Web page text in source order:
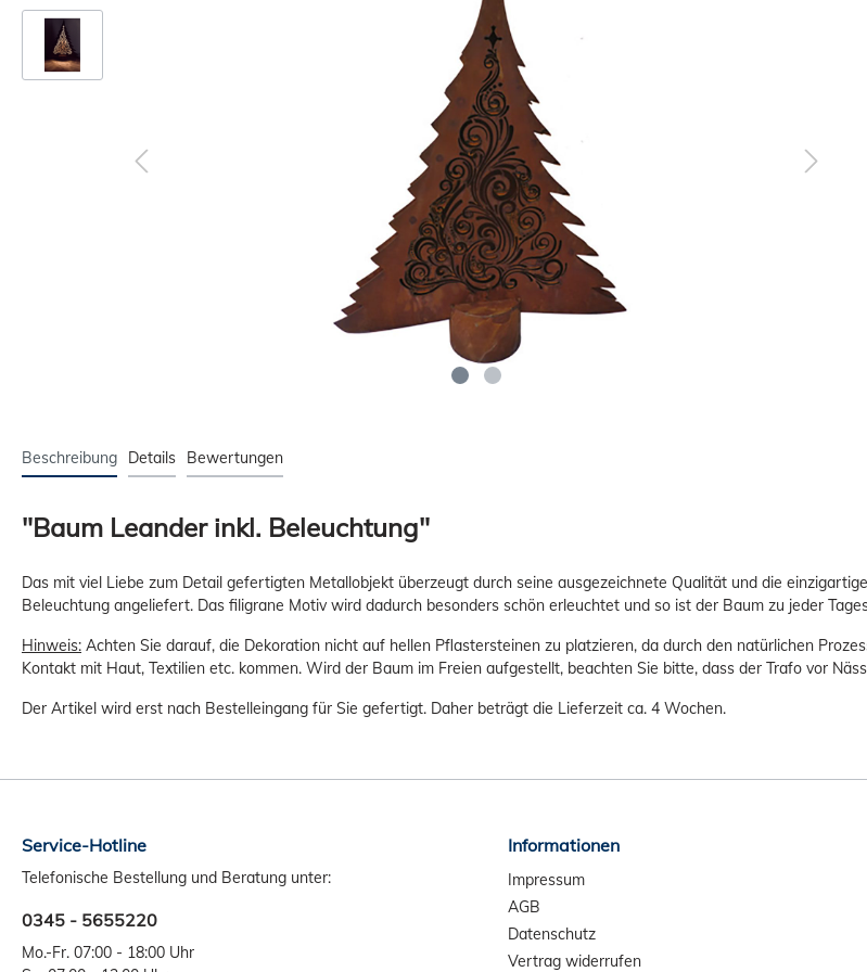
Beschreibung Details Bewertungen
"Baum Leander inkl. Beleuchtung"
Das mit viel Liebe zum Detail gefertigten Metallobjekt überzeugt durch seine ausgezeichnete Qualität und die
Beleuchtung angeliefert. Das filigrane Motiv wird dadurch besonders schön erleuchtet und so ist der Baum zu jeder
Hinweis: Achten Sie darauf, die Dekoration nicht auf hellen Pflastersteinen zu platzieren, da durch den natürlichen
Kontakt mit Haut, Textilien etc. kommen. Wird der Baum im Freien aufgestellt, beachten Sie bitte, dass der Trafo vor
Der Artikel wird erst nach Bestelleingang für Sie gefertigt. Daher beträgt die Lieferzeit ca. 4 Wochen.
Service-Hotline
Telefonische Bestellung und Beratung unter:
0345 - 5655220
Mo.-Fr. 07:00 - 18:00 Uhr
Informationen
Impressum
AGB
Datenschutz
Vertrag widerrufen